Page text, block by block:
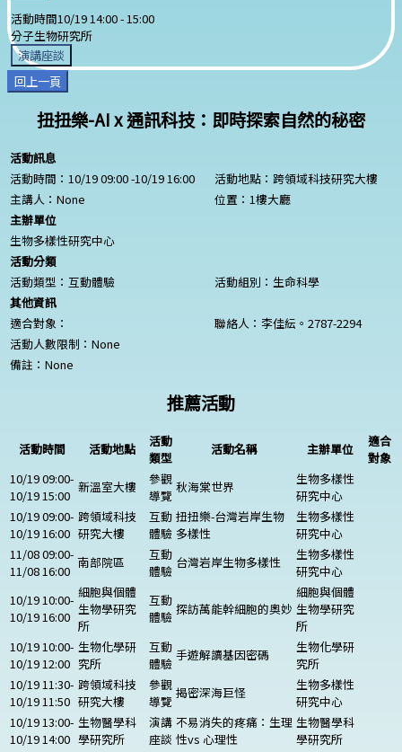
活動時間10/19 14:00 -15:00
分子生物研究所
演講座談
回上一頁
扭扭樂-AI x 通訊科技：即時探索自然的秘密
活動訊息
活動時間：10/19 09:00 -10/19 16:00
活動地點：跨領域科技研究大樓
主講人： None
位置：1樓大廳
主辦單位
生物多樣性研究中心
活動分類
活動類型：互動體驗
活動組別：生命科學
其他資訊
適合對象：
聯絡人：李佳紜。2787-2294
活動人數限制： None
備註： None
推薦活動
活動時間 活動地點
活動
類型
活動名稱 主辦單位
適合
對象
10/19 09:00-
10/19 15:00
新溫室大樓
參觀
導覽
秋海棠世界
生物多樣性
研究中心
10/19 09:00-
10/19 16:00
跨領域科技
研究大樓
互動
體驗
扭扭樂-台灣岩岸生物
多樣性
生物多樣性
研究中心
11/08 09:00-
11/08 16:00
南部院區
互動
體驗
台灣岩岸生物多樣性
生物多樣性
研究中心
10/19 10:00-
10/19 16:00
細胞與個體
生物學研究
所
互動
體驗 探訪萬能幹細胞的奧妙
細胞與個體
生物學研究
所
10/19 10:00-
10/19 12:00
生物化學研
究所
互動
體驗
手遊解讀基因密碼
生物化學研
究所
10/19 11:30-
10/19 11:50
跨領域科技
研究大樓
參觀
導覽
揭密深海巨怪
生物多樣性
研究中心
10/19 13:00-
10/19 14:00
生物醫學科
學研究所
演講
座談
不易消失的疼痛：生理
性vs 心理性
生物醫學科
學研究所